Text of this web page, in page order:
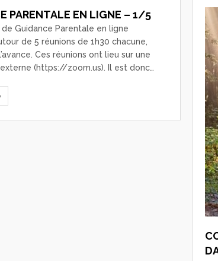
PARENTALE EN LIGNE – 1/5
de Guidance Parentale en ligne
de 5 réunions de 1h30 chacune,
Ces réunions ont lieu sur une
(https://zoom.us). Il est donc…